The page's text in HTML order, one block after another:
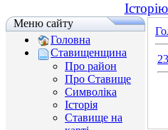
Меню сайту
Головна
Ставищенщина
Про район
Про Ставище
Символіка
Історія
Ставище на